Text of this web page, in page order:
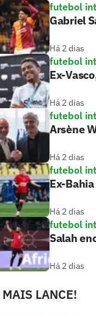
futebol
Gabriel
Há 2 dias
futebol
Ex-
Há 2 dias
futebol
Arsène
Há 2 dias
futebol
Ex-
Há 2 dias
futebol
Salah
Há 2 dias
MAIS LANCE!